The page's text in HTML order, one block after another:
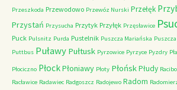
Przeszkoda Przewodowo Przewóz Nurski Przełęk
Przystań Przysucha Przytyk Przyłęk Przęsławice
Puck Pulsnitz Purda Pustelnik Puszcza Mariańska
Puttbus Puławy Pułtusk Pyrzowice Pyrzyce Pyzdry
Płociczno PłockPłoniawy Płoty PłońskPłudy
Racławice Radawiec Radgoszcz Radojewo Radom